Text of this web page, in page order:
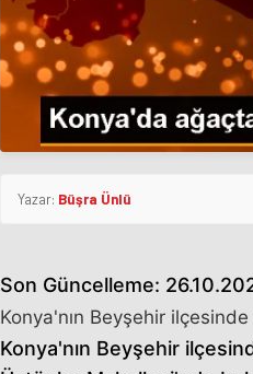
Yazar: Büşra Ünlü
Son Güncelleme:
Konya'nın Beyşehir
Konya'nın Beyşehir